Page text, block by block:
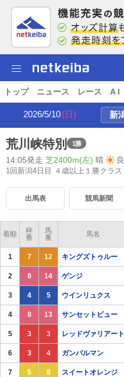
トップ ニュース レース A I
2026/5/10(日)
荒川峡特別 1勝
14:05発走 芝2400m(左) 晴 良
1回新潟4日目 ４歳以上１勝クラス
出馬表 競馬新聞
着順
枠
番
馬
番
馬名
1 7 12 キングズトゥルー
2 8 14 ゲンジ
3 4 5 ウインリュクス
4 8 13 サンセットビュー
5 3 3 レッドヴァリアート
6 3 4 ガンバルマン
7 5 8 スイートオレンジ